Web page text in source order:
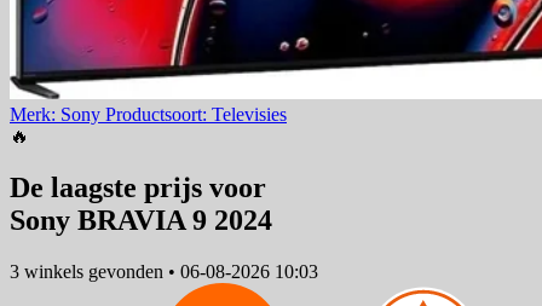
Merk: Sony Productsoort: Televisies
🔥
De laagste prijs voor
Sony BRAVIA 9 2024
3 winkels gevonden • 06-08-2026 10:03